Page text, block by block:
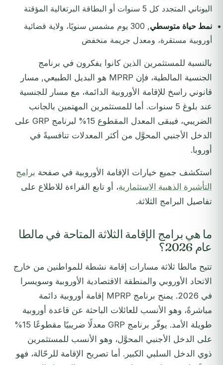
اليوناني المتجدد كل 5 سنوات أو البطاقة البرتغالية المؤقتة
نمط حياة متوسطي
, 300 يوم مشمس سنويًا، ولاية قضائية
أوروبية مستقرة، ومعدل جريمة منخفض
بالنسبة للمستثمرين الذين كانوا يفكرون في برنامج
الجنسية المالطية، فإن MPRP هو البديل الطبيعي, مسار
قانوني راسخ للإقامة الأوروبية الدائمة، مع مسار للجنسية
عند بلوغ 5 سنوات. أما للمستثمرين المهتمين بالجانب
الضريبي، فيبقى المعدل المقطوع 15% لبرنامج GRP على
الدخل الأجنبي المحوَّل من أكثر المعدلات تنافسيةً في
أوروبا.
استكشف جميع خيارات الإقامة الأوروبية في صفحة برامج
التأشيرة الذهبية الاستثمارية، أو تابع القراءة للاطلاع على
تفاصيل البرامج الثلاثة.
ما هي برامج الإقامة الثلاثة المتاحة في مالطا
عام 2026؟
تتيح مالطا ثلاثة مسارات إقامة نشطة للمواطنين من خارج
الاتحاد الأوروبي والمنطقة الاقتصادية الأوروبية وسويسرا
في 2026. يمنح برنامج MPRP إقامة أوروبية دائمة
مباشرةً، وهو الأنسب للعائلات الباحثة عن قاعدة أوروبية
طويلة الأمد. يوفّر برنامج GRP معدلًا ضريبيًا مقطوعًا 15%
على الدخل الأجنبي المحوَّل، وهو الأنسب للمستثمرين
ذوي الدخل السلبي الكبير. أما تصريح الإقامة للرحّالة، فهو